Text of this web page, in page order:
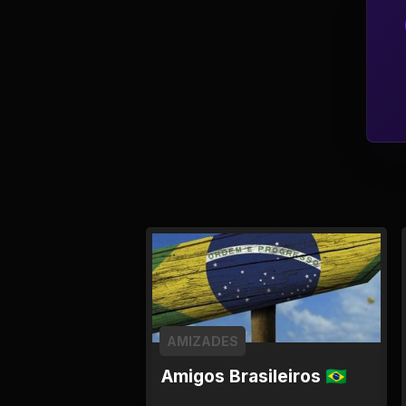
Saúde e Medicina
Tecnologias da
Amigos Brasileiros 🇧🇷
AMIZADES